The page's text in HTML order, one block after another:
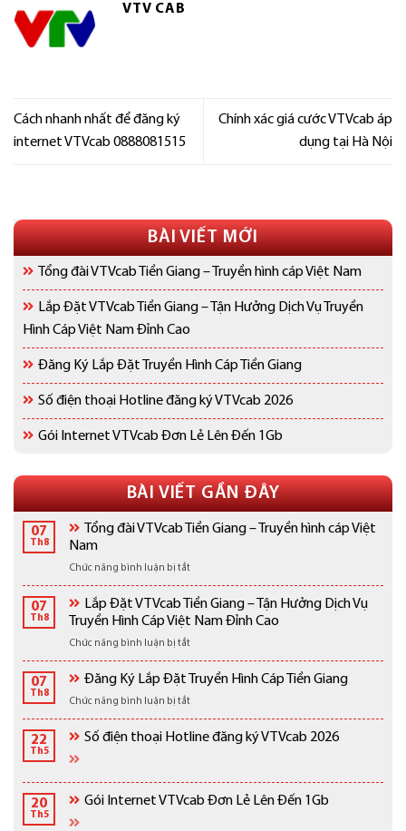
BÀI VIẾT MỚI
Tổng đài VTVcab Tiền Giang – Truyền hình cáp Việt Nam
Lắp Đặt VTVcab Tiền Giang – Tận Hưởng Dịch Vụ Truyền
Hình Cáp Việt Nam Đỉnh Cao
Đăng Ký Lắp Đặt Truyền Hình Cáp Tiền Giang
Số điện thoại Hotline đăng ký VTVcab 2026
Gói Internet VTVcab Đơn Lẻ Lên Đến 1Gb
BÀI VIẾT GẦN ĐÂY
07
Th8
Tổng đài VTVcab Tiền Giang – Truyền hình cáp Việt
Nam
Chức năng bình luận bị tắtở
đài
VTVcab
Giang
–
Truyền
cáp
Việt
Nam
07
Th8
Lắp Đặt VTVcab Tiền Giang – Tận Hưởng Dịch Vụ
Truyền Hình Cáp Việt Nam Đỉnh Cao
Chức năng bình luận bị tắtở
Đặt
VTVcab
Tiền
Giang
–
Dịch
Vụ
07
Th8
Đăng Ký Lắp Đặt Truyền Hình Cáp Tiền Giang
Chức năng bình luận bị tắtở
Ký
Hình
22
Th5
Số điện thoại Hotline đăng ký VTVcab 2026
20
Th5
Gói Internet VTVcab Đơn Lẻ Lên Đến 1Gb
VTV CAB
Cách nhanh nhất để đăng ký
internet VTVcab 0888081515
Chính xác giá cước VTVcab áp
dụng tại Hà Nội